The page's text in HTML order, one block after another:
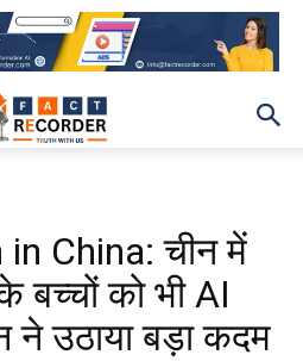
China: चीन में
बच्चों को भी AI
उठाया बड़ा कदम